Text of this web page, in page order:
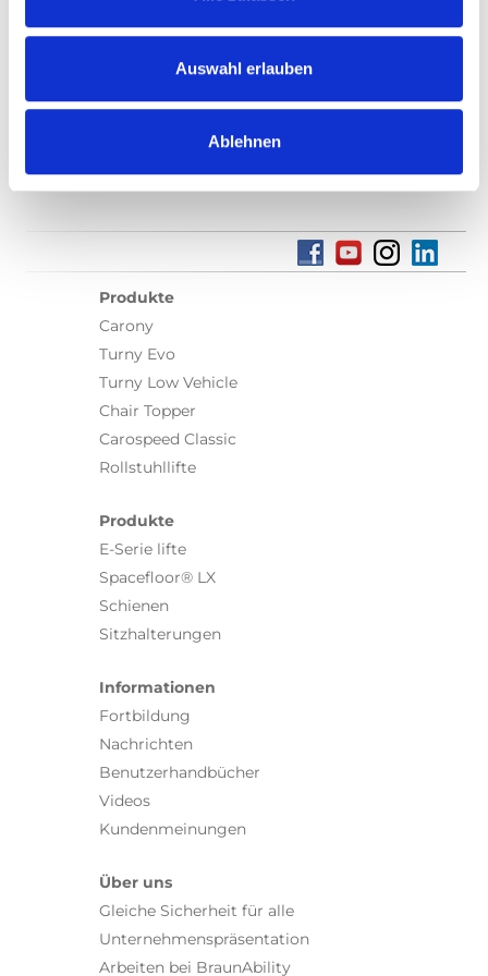
Auswahl erlauben
Ablehnen
Produkte
Carony
Turny Evo
Turny Low Vehicle
Chair Topper
Carospeed Classic
Rollstuhllifte
Produkte
E-Serie lifte
Spacefloor® LX
Schienen
Sitzhalterungen
Informationen
Fortbildung
Nachrichten
Benutzerhandbücher
Videos
Kundenmeinungen
Über uns
Gleiche Sicherheit für alle
Unternehmenspräsentation
Arbeiten bei BraunAbility